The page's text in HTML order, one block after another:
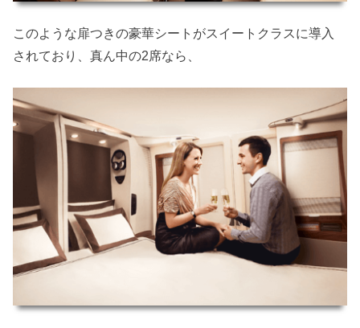
このような扉つきの豪華シートがスイートクラスに導入
されており、真ん中の2席なら、